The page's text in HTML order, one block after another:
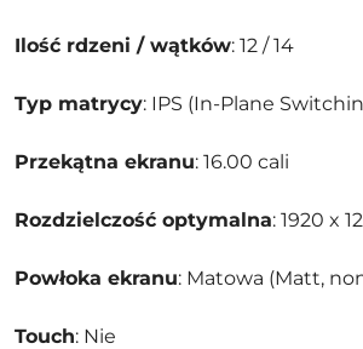
Ilość rdzeni / wątków: 12 / 14
Typ matrycy: IPS (In-Plane
Przekątna ekranu: 16.00 cali
Rozdzielczość optymalna: 1920 x
Powłoka ekranu: Matowa (Matt,
Touch: Nie